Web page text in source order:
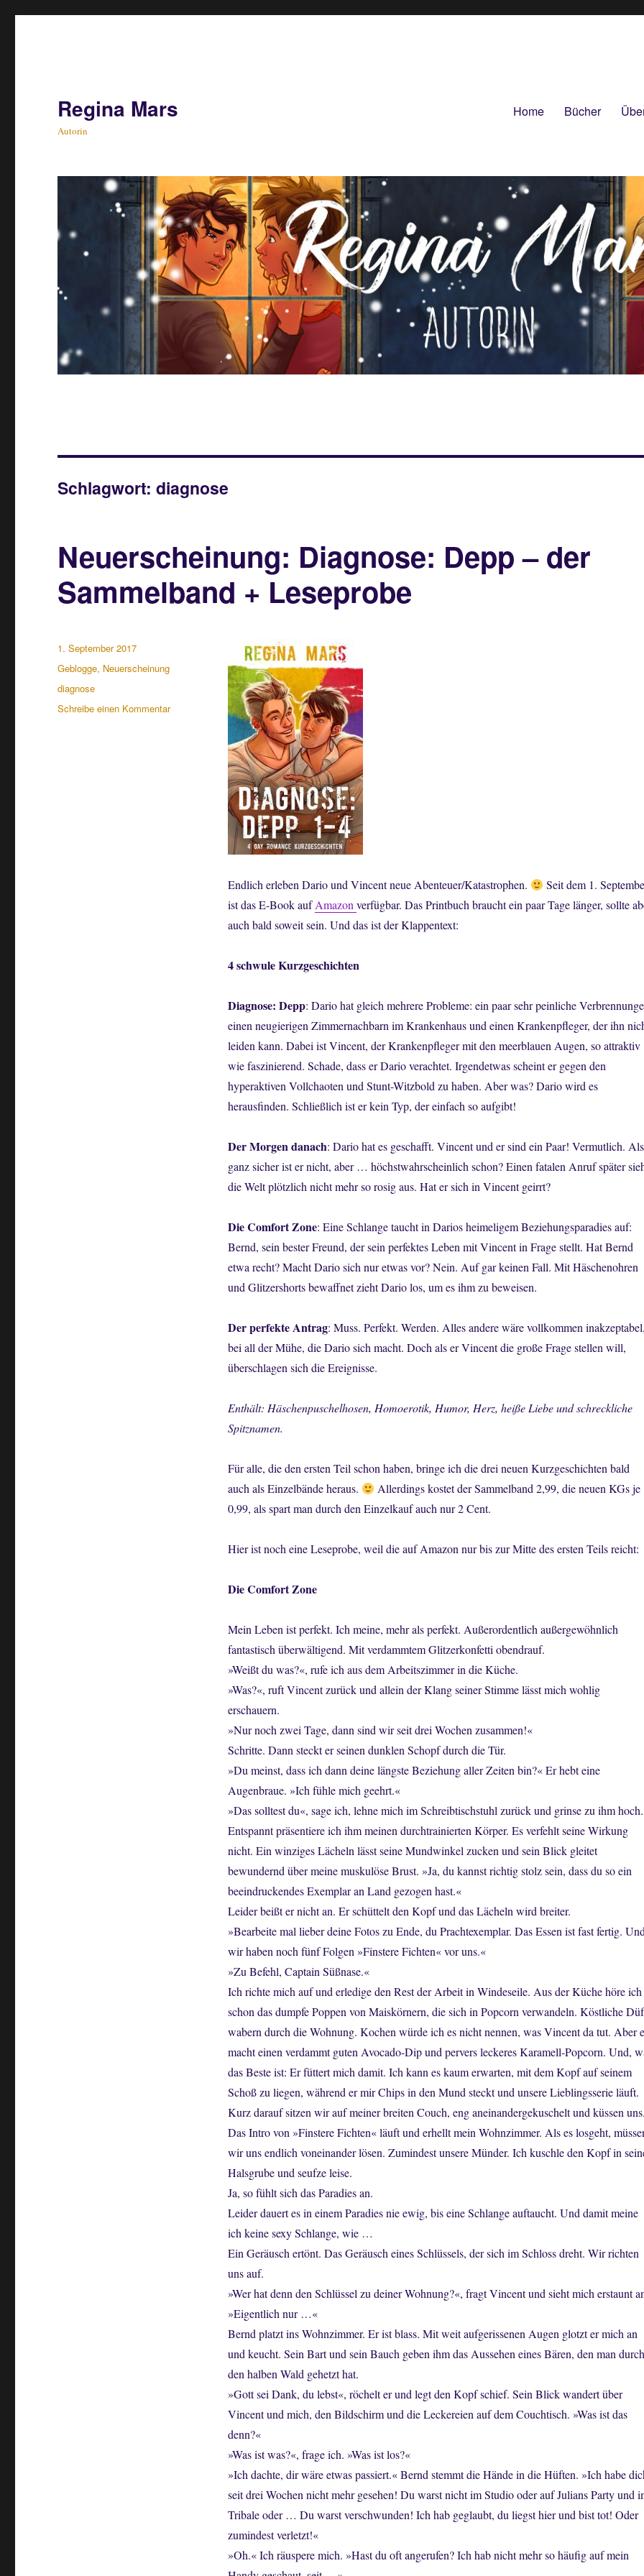
Regina Mars
Autorin
Home Bücher
Schlagwort:diagnose
Neuerscheinung: Diagnose: Depp – der
Sammelband + Leseprobe
Endlich erleben Dario und Vincent neue Abenteuer/Katastrophen.
Seit dem 1.
ist das E-Book aufAmazon verfügbar. Das Printbuch braucht ein paar Tage länger, sollte
auch bald soweit sein. Und das ist der Klappentext:
4 schwule Kurzgeschichten
Diagnose: Depp: Dario hat gleich mehrere Probleme: ein paar sehr peinliche
einen neugierigen Zimmernachbarn im Krankenhaus und einen Krankenpfleger, der ihn
leiden kann. Dabei ist Vincent, der Krankenpfleger mit den meerblauen Augen, so attraktiv
wie faszinierend. Schade, dass er Dario verachtet. Irgendetwas scheint er gegen den
hyperaktiven Vollchaoten und Stunt-Witzbold zu haben. Aber was? Dario wird es
herausfinden. Schließlich ist er kein Typ, der einfach so aufgibt!
Der Morgen danach: Dario hat es geschafft. Vincent und er sind ein Paar! Vermutlich.
ganz sicher ist er nicht, aber … höchstwahrscheinlich schon? Einen fatalen Anruf später
die Welt plötzlich nicht mehr so rosig aus. Hat er sich in Vincent geirrt?
Die Comfort Zone: Eine Schlange taucht in Darios heimeligem Beziehungsparadies auf:
Bernd, sein bester Freund, der sein perfektes Leben mit Vincent in Frage stellt. Hat Bernd
etwa recht? Macht Dario sich nur etwas vor? Nein. Auf gar keinen Fall. Mit Häschenohren
und Glitzershorts bewaffnet zieht Dario los, um es ihm zu beweisen.
Der perfekte Antrag: Muss. Perfekt. Werden. Alles andere wäre vollkommen
bei all der Mühe, die Dario sich macht. Doch als er Vincent die große Frage stellen will,
überschlagen sich die Ereignisse.
Enthält: Häschenpuschelhosen, Homoerotik, Humor, Herz, heiße Liebe und schreckliche
Spitznamen.
Für alle, die den ersten Teil schon haben, bringe ich die drei neuen Kurzgeschichten bald
auch als Einzelbände heraus.
Allerdings kostet der Sammelband 2,99, die neuen KGs je
0,99, als spart man durch den Einzelkauf auch nur 2 Cent.
Hier ist noch eine Leseprobe, weil die auf Amazon nur bis zur Mitte des ersten Teils reicht:
Die Comfort Zone
Mein Leben ist perfekt. Ich meine, mehr als perfekt. Außerordentlich außergewöhnlich
fantastisch überwältigend. Mit verdammtem Glitzerkonfetti obendrauf.
»Weißt du was?«, rufe ich aus dem Arbeitszimmer in die Küche.
»Was?«, ruft Vincent zurück und allein der Klang seiner Stimme lässt mich wohlig
erschauern.
»Nur noch zwei Tage, dann sind wir seit drei Wochen zusammen!«
Schritte. Dann steckt er seinen dunklen Schopf durch die Tür.
»Du meinst, dass ich dann deine längste Beziehung aller Zeiten bin?« Er hebt eine
Augenbraue. »Ich fühle mich geehrt.«
»Das solltest du«, sage ich, lehne mich im Schreibtischstuhl zurück und grinse zu ihm hoch.
Entspannt präsentiere ich ihm meinen durchtrainierten Körper. Es verfehlt seine Wirkung
nicht. Ein winziges Lächeln lässt seine Mundwinkel zucken und sein Blick gleitet
bewundernd über meine muskulöse Brust. »Ja, du kannst richtig stolz sein, dass du so ein
beeindruckendes Exemplar an Land gezogen hast.«
Leider beißt er nicht an. Er schüttelt den Kopf und das Lächeln wird breiter.
»Bearbeite mal lieber deine Fotos zu Ende, du Prachtexemplar. Das Essen ist fast fertig.
wir haben noch fünf Folgen »Finstere Fichten« vor uns.«
»Zu Befehl, Captain Süßnase.«
Ich richte mich auf und erledige den Rest der Arbeit in Windeseile. Aus der Küche höre ich
schon das dumpfe Poppen von Maiskörnern, die sich in Popcorn verwandeln. Köstliche
wabern durch die Wohnung. Kochen würde ich es nicht nennen, was Vincent da tut. Aber
macht einen verdammt guten Avocado-Dip und pervers leckeres Karamell-Popcorn. Und,
das Beste ist: Er füttert mich damit. Ich kann es kaum erwarten, mit dem Kopf auf seinem
Schoß zu liegen, während er mir Chips in den Mund steckt und unsere Lieblingsserie läuft.
Kurz darauf sitzen wir auf meiner breiten Couch, eng aneinandergekuschelt und küssen
Das Intro von »Finstere Fichten« läuft und erhellt mein Wohnzimmer. Als es losgeht,
wir uns endlich voneinander lösen. Zumindest unsere Münder. Ich kuschle den Kopf in
Halsgrube und seufze leise.
Ja, so fühlt sich das Paradies an.
Leider dauert es in einem Paradies nie ewig, bis eine Schlange auftaucht. Und damit meine
ich keine sexy Schlange, wie …
Ein Geräusch ertönt. Das Geräusch eines Schlüssels, der sich im Schloss dreht. Wir richten
uns auf.
»Wer hat denn den Schlüssel zu deiner Wohnung?«, fragt Vincent und sieht mich erstaunt
»Eigentlich nur …«
Bernd platzt ins Wohnzimmer. Er ist blass. Mit weit aufgerissenen Augen glotzt er mich an
und keucht. Sein Bart und sein Bauch geben ihm das Aussehen eines Bären, den man durch
den halben Wald gehetzt hat.
»Gott sei Dank, du lebst«, röchelt er und legt den Kopf schief. Sein Blick wandert über
Vincent und mich, den Bildschirm und die Leckereien auf dem Couchtisch. »Was ist das
denn?«
»Was ist was?«, frage ich. »Was ist los?«
»Ich dachte, dir wäre etwas passiert.« Bernd stemmt die Hände in die Hüften. »Ich habe
seit drei Wochen nicht mehr gesehen! Du warst nicht im Studio oder auf Julians Party und
Tribale oder … Du warst verschwunden! Ich hab geglaubt, du liegst hier und bist tot! Oder
zumindest verletzt!«
»Oh.« Ich räuspere mich. »Hast du oft angerufen? Ich hab nicht mehr so häufig auf mein
Veröffentlicht
am
1. September 2017
Kategorien
Geblogge, Neuerscheinung
Schlagwörter
diagnose
Schreibe einen Kommentarzu
Neuerscheinung: